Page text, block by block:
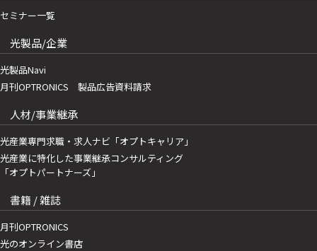
セミナー一覧
光製品/企業
光製品Navi
月刊OPTRONICS 製品広告資料請求
人材/事業継承
光産業専門求職・求人ナビ「オプトキャリア」
光産業に特化した事業継承コンサルティング
「オプトパートナーズ」
書籍 / 雑誌
月刊OPTRONICS
光のオンライン書店